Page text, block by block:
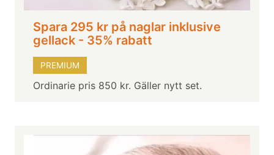
Spara 295 kr på naglar inklusive
gellack - 35% rabatt
PREMIUM
Ordinarie pris 850 kr. Gäller nytt set.